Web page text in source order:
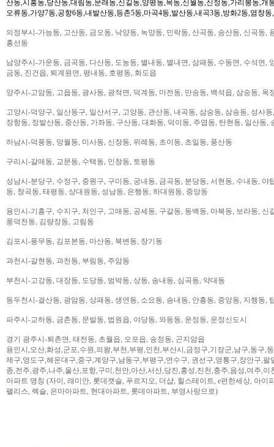
산동,시흥동,당산동,대림동,문래동,신길동,양평동,목동,신월동,신정동,가리봉동,개
오류동,가양7동,공항6동,내발산동,등촌5동,마곡4동,발산동,내곡3동,방화2동,염창동
의정부시-가능동, 고산동, 금오동, 낙양동, 녹양동, 민락동, 산곡동, 송산동, 신곡동,
흥선동
남양주시-가운동, 금곡동, 다산동, 도농동, 별내동, 별내면, 삼패동, 수동면, 수석면,
금동, 진건읍, 퇴계원면, 평내동, 호평동, 화도읍
양주시-고암동, 고읍동, 광사동, 광적면, 덕계동, 마전동, 만송동, 백석읍, 삼숭동, 옥
고양시-덕양구, 일산동구, 일산서구, 고양동, 관산동, 내곡동, 삼숭동, 삼송동, 성사
장항동, 정발산동, 중산동, 가좌동, 구산동, 대화동, 덕이동, 주엽동, 탄현동, 일산동,
하남시-덕풍동, 망월동, 미사동, 신장동, 위례동, 초이동, 초일동, 풍산동
구리시-갈매동, 교문동, 수택동, 인창동, 토평동
성남시-분당구, 수정구, 중원구, 구미동, 궁내동, 금곡동, 분당동, 서현동, 수내동,
동, 창곡동, 태평동, 상대원동, 성남동, 은행동, 하대원동, 중앙동
용인시-기흥구, 수지구, 처인구, 고매동, 공세동, 구갈동, 동백동, 마북동, 보라동,
풍덕천동, 김량장동, 고림동
김포시-풍무동, 김포본동, 마산동, 북변동, 장기동
과천시-갈현동, 과천동, 부림동, 주암동
부천시-고강동, 대장동, 도당동, 범박동, 상동, 송내동, 심곡동, 약대동
동두천시-걸산동, 광암동, 상패동, 생연동, 소요동, 송내동, 안흥동, 중앙동, 지행동,
파주시-교하동, 금촌동, 문발동, 법원읍, 야당동, 와동동, 운정동, 운정신도시
경기 광주시-퇴촌면, 태전동, 초월읍, 오포읍, 송정동, 곤지암읍
용인시,오산,화성,군포,수원,의왕,부천,부평,인천,부산시,금정구,기장군,남구,동구,
제구,영도구,해운대구,중구,계양구,남동구,부평구,연수구, 권선구,영통구,장안구,
종,전주,광주,나주,울산,포항,구미,천안,아산,서산,당진,홍성,진천,충주,음성,여주,이
아파트 명칭 (자이, 래미안, 롯데캣슬, 푸르지오, 더샵, 힐스테이트, e편한세상, 아이
팰리스, 렉슬, 은마아파트, 현대아파트, 롯데아파트, 부영사랑으로)